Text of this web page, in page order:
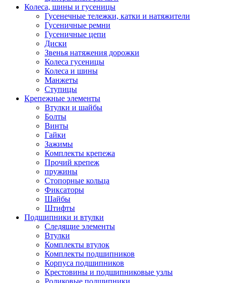
Колеса, шины и гусеницы
Гусенечные тележки, катки и натяжители
Гусеничные ремни
Гусеничные цепи
Диски
Звенья натяжения дорожки
Колеса гусеницы
Колеса и шины
Манжеты
Ступицы
Крепежные элементы
Втулки и шайбы
Болты
Винты
Гайки
Зажимы
Комплекты крепежа
Прочий крепеж
пружины
Стопорные кольца
Фиксаторы
Шайбы
Штифты
Подшипники и втулки
Следящие элементы
Втулки
Комплекты втулок
Комплекты подшипников
Корпуса подшипников
Крестовины и подшипниковые узлы